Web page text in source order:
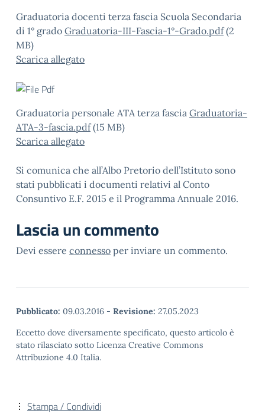
Graduatoria docenti terza fascia Scuola Secondaria
di 1° grado Graduatoria-III-Fascia-1°-Grado.pdf(2
MB)
Scarica allegato
Graduatoria personale ATA terza fascia Graduatoria-
ATA-3-fascia.pdf(15 MB)
Scarica allegato
Si comunica che all’Albo Pretorio dell’Istituto sono
stati pubblicati i documenti relativi al Conto
Consuntivo E.F. 2015 e il Programma Annuale 2016.
Lascia un commento
Devi essere connesso per inviare un commento.
Pubblicato: 09.03.2016 - Revisione: 27.05.2023
Eccetto dove diversamente specificato, questo articolo è
stato rilasciato sotto Licenza Creative Commons
Attribuzione 4.0 Italia.
Stampa / Condividi